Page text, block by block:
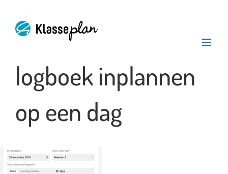
inhoud
logboek inplannen
op een dag